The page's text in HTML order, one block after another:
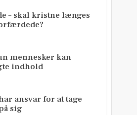
– skal kristne længes
mennesker kan
indhold
ansvar for at tage
sig